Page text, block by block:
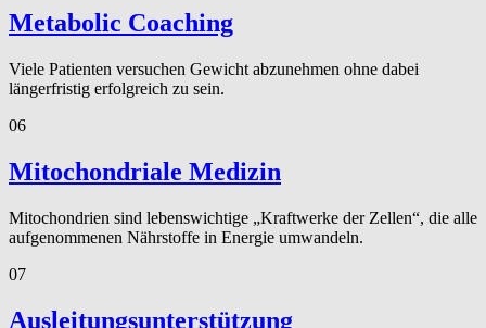
Metabolic Coaching
Viele Patienten versuchen Gewicht abzunehmen ohne dabei
längerfristig erfolgreich zu sein.
06
Mitochondriale Medizin
Mitochondrien sind lebenswichtige „Kraftwerke der Zellen“, die alle
aufgenommenen Nährstoffe in Energie umwandeln.
07
Ausleitungsunterstützung